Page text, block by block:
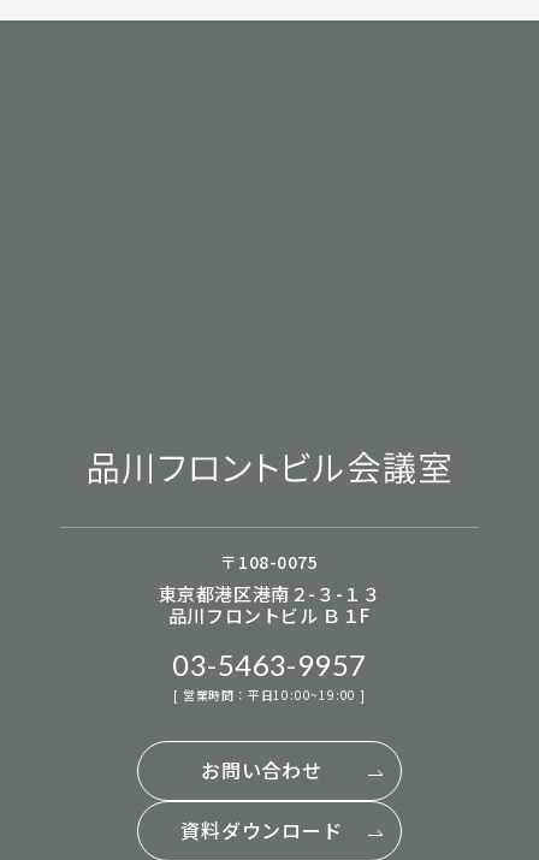
〒108-0075
東京都港区港南２-３-１３
品川フロントビル Ｂ１F
03-5463-9957
[ 営業時間：平日10:00~19:00 ]
お問い合わせ
資料ダウンロード